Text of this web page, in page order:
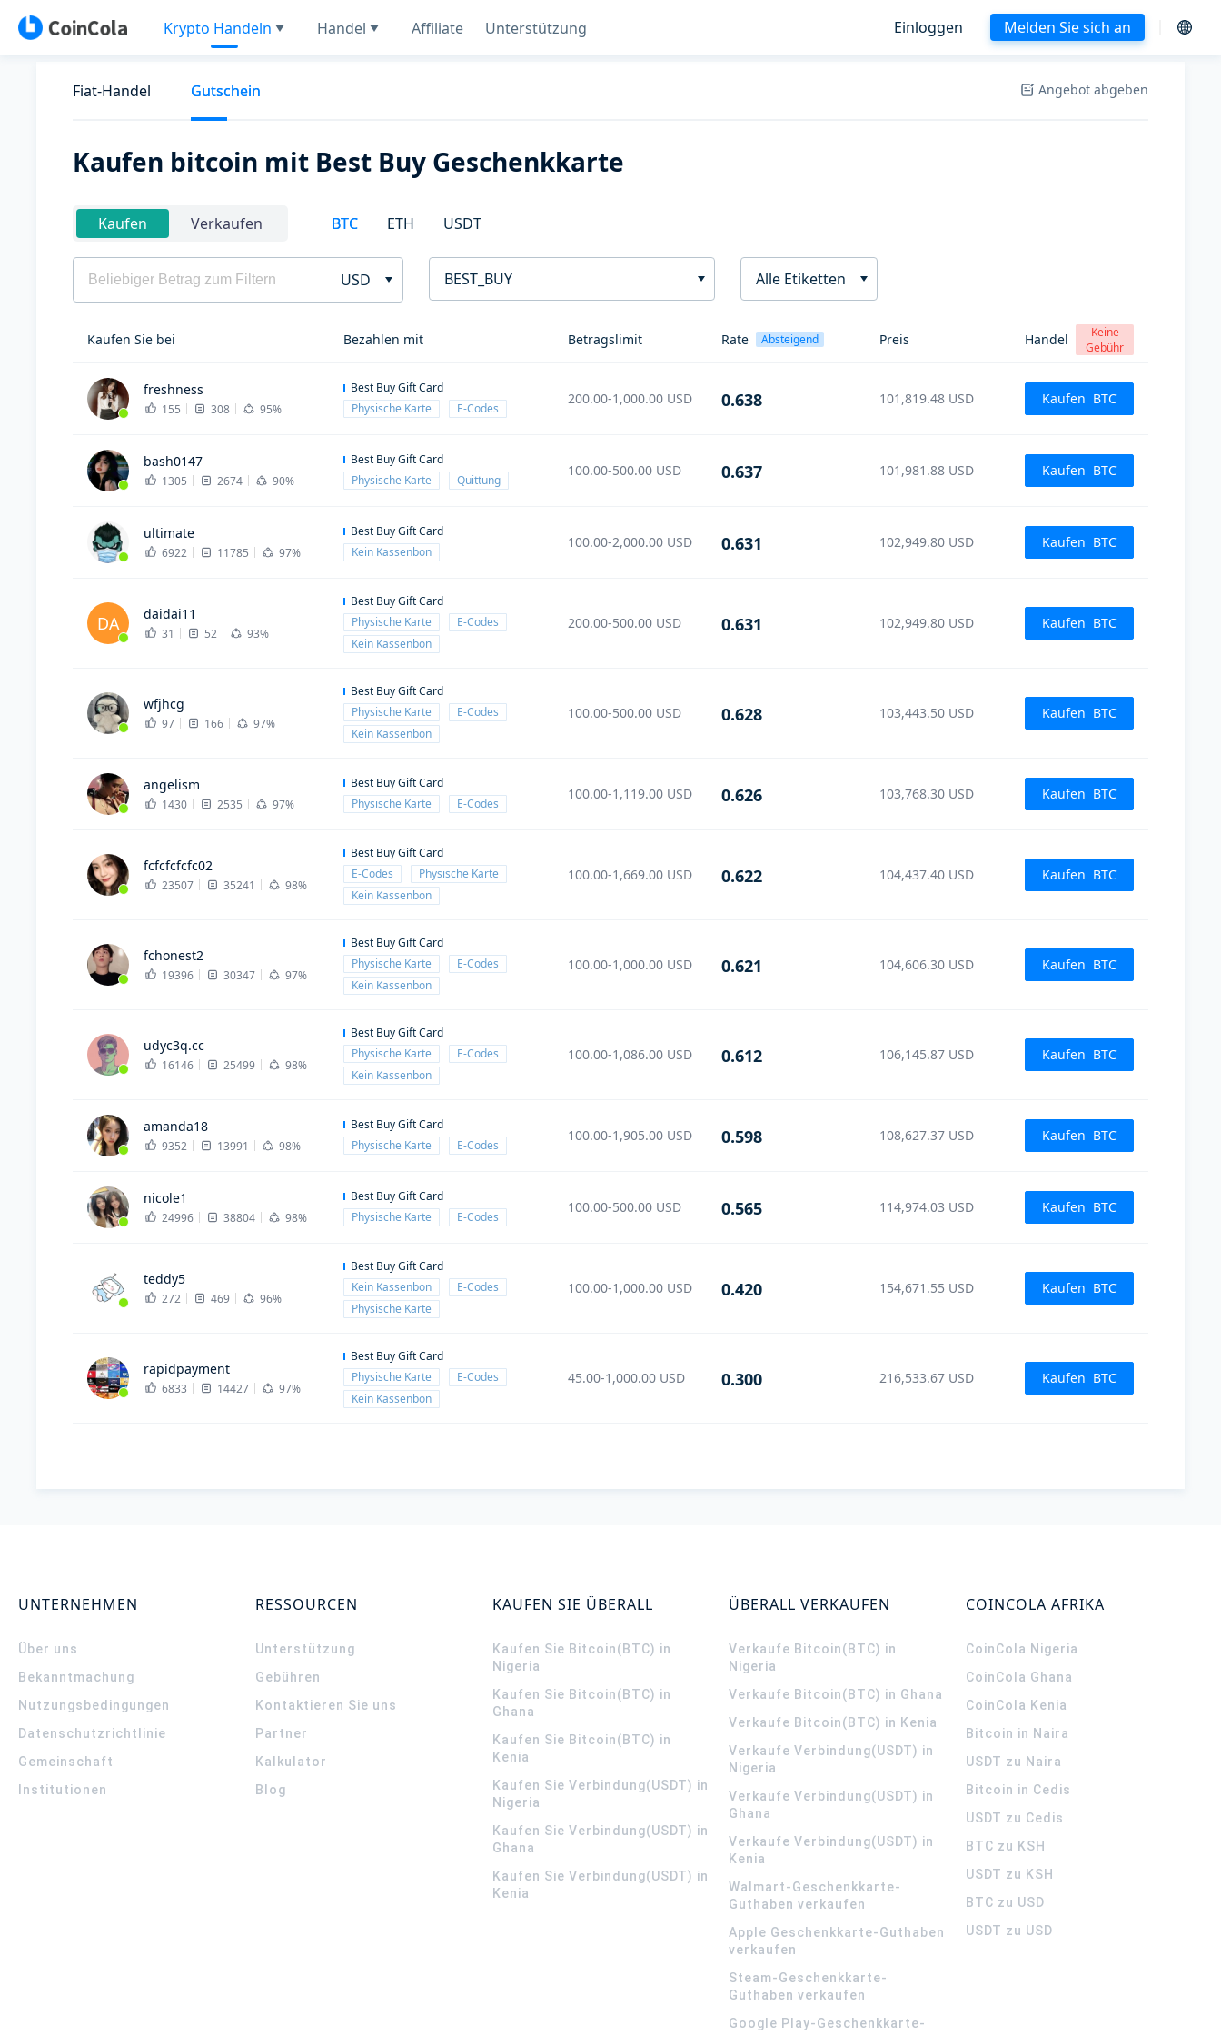
Krypto Handeln Handel Affiliate Unterstützung Einloggen Melden Sie sich an
Fiat-Handel Gutschein Angebot abgeben
Kaufen bitcoin mit Best Buy Geschenkkarte
Kaufen Verkaufen BTC ETH USDT
USD BEST_BUY Alle Etiketten
Kaufen Sie bei Bezahlen mit Betragslimit Rate Absteigend Preis Handel
Keine
Gebühr
freshness
155 308 95%
Best Buy Gift Card
Physische Karte
E-Codes
200.00-1,000.00 USD 0.638 101,819.48 USD Kaufen BTC
bash0147
1305 2674 90%
Best Buy Gift Card
Physische Karte
Quittung
100.00-500.00 USD 0.637 101,981.88 USD Kaufen BTC
ultimate
6922 11785 97%
Best Buy Gift Card
Kein Kassenbon
100.00-2,000.00 USD 0.631 102,949.80 USD Kaufen BTC
DA daidai11
31 52 93%
Best Buy Gift Card
Physische Karte
E-Codes
Kein Kassenbon
200.00-500.00 USD 0.631 102,949.80 USD Kaufen BTC
wfjhcg
97 166 97%
Best Buy Gift Card
Physische Karte
E-Codes
Kein Kassenbon
100.00-500.00 USD 0.628 103,443.50 USD Kaufen BTC
angelism
1430 2535 97%
Best Buy Gift Card
Physische Karte
E-Codes
100.00-1,119.00 USD 0.626 103,768.30 USD Kaufen BTC
fcfcfcfcfc02
23507 35241 98%
Best Buy Gift Card
E-Codes
Physische Karte
Kein Kassenbon
100.00-1,669.00 USD 0.622 104,437.40 USD Kaufen BTC
fchonest2
19396 30347 97%
Best Buy Gift Card
Physische Karte
E-Codes
Kein Kassenbon
100.00-1,000.00 USD 0.621 104,606.30 USD Kaufen BTC
udyc3q.cc
16146 25499 98%
Best Buy Gift Card
Physische Karte
E-Codes
Kein Kassenbon
100.00-1,086.00 USD 0.612 106,145.87 USD Kaufen BTC
amanda18
9352 13991 98%
Best Buy Gift Card
Physische Karte
E-Codes
100.00-1,905.00 USD 0.598 108,627.37 USD Kaufen BTC
nicole1
24996 38804 98%
Best Buy Gift Card
Physische Karte
E-Codes
100.00-500.00 USD 0.565 114,974.03 USD Kaufen BTC
teddy5
272 469 96%
Best Buy Gift Card
Kein Kassenbon
E-Codes
Physische Karte
100.00-1,000.00 USD 0.420 154,671.55 USD Kaufen BTC
rapidpayment
6833 14427 97%
Best Buy Gift Card
Physische Karte
E-Codes
Kein Kassenbon
45.00-1,000.00 USD 0.300 216,533.67 USD Kaufen BTC
UNTERNEHMEN
Über uns
Bekanntmachung
Nutzungsbedingungen
Datenschutzrichtlinie
Gemeinschaft
Institutionen
RESSOURCEN
Unterstützung
Gebühren
Kontaktieren Sie uns
Partner
Kalkulator
Blog
KAUFEN SIE ÜBERALL
Kaufen Sie Bitcoin(BTC) in
Nigeria
Kaufen Sie Bitcoin(BTC) in
Ghana
Kaufen Sie Bitcoin(BTC) in
Kenia
Kaufen Sie Verbindung(USDT) in
Nigeria
Kaufen Sie Verbindung(USDT) in
Ghana
Kaufen Sie Verbindung(USDT) in
Kenia
ÜBERALL VERKAUFEN
Verkaufe Bitcoin(BTC) in
Nigeria
Verkaufe Bitcoin(BTC) in Ghana
Verkaufe Bitcoin(BTC) in Kenia
Verkaufe Verbindung(USDT) in
Nigeria
Verkaufe Verbindung(USDT) in
Ghana
Verkaufe Verbindung(USDT) in
Kenia
Walmart-Geschenkkarte-
Guthaben verkaufen
Apple Geschenkkarte-Guthaben
verkaufen
Steam-Geschenkkarte-
Guthaben verkaufen
Google Play-Geschenkkarte-
COINCOLA AFRIKA
CoinCola Nigeria
CoinCola Ghana
CoinCola Kenia
Bitcoin in Naira
USDT zu Naira
Bitcoin in Cedis
USDT zu Cedis
BTC zu KSH
USDT zu KSH
BTC zu USD
USDT zu USD